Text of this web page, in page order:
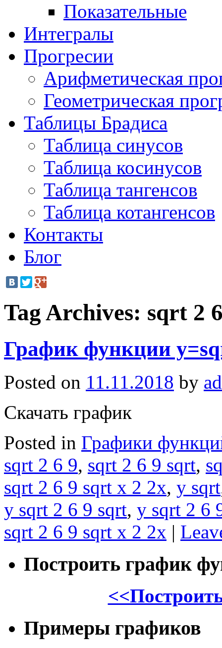
Показательные
Интегралы
Прогресии
Арифметическая
Геометрическая
Таблицы Брадиса
Таблица синусов
Таблица косинусов
Таблица тангенсов
Таблица котангенсов
Контакты
Блог
Tag Archives: sqrt 2
График функции
Posted on 11.11.2018 by
Скачать график
Posted in Графики
sqrt 2 6 9, sqrt 2 6 9 sqrt,
sqrt 2 6 9 sqrt x 2 2x, y sqrt
y sqrt 2 6 9 sqrt, y sqrt 2 6
sqrt 2 6 9 sqrt x 2 2x |
Построить график
Примеры графиков